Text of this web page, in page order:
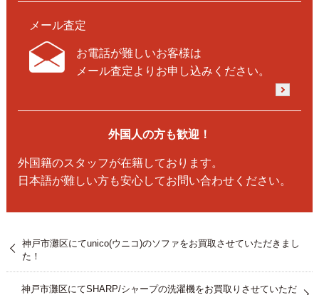
メール査定
お電話が難しいお客様は
メール査定よりお申し込みください。
外国人の方も歓迎！
外国籍のスタッフが在籍しております。
日本語が難しい方も安心してお問い合わせください。
神戸市灘区にてunico(ウニコ)のソファをお買取させていただきまし
た！
神戸市灘区にてSHARP/シャープの洗濯機をお買取りさせていただ